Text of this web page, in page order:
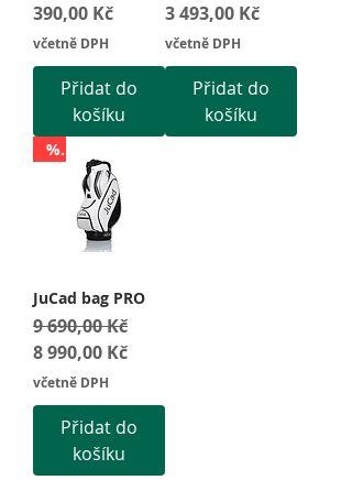
390,00 Kč
včetně DPH
Přidat do
košíku
3 493,00 Kč
včetně DPH
Přidat do
košíku
%
JuCad bag PRO
Běžná cena
9 690,00 Kč
Zvýhodněná cena
8 990,00 Kč
včetně DPH
Přidat do
košíku